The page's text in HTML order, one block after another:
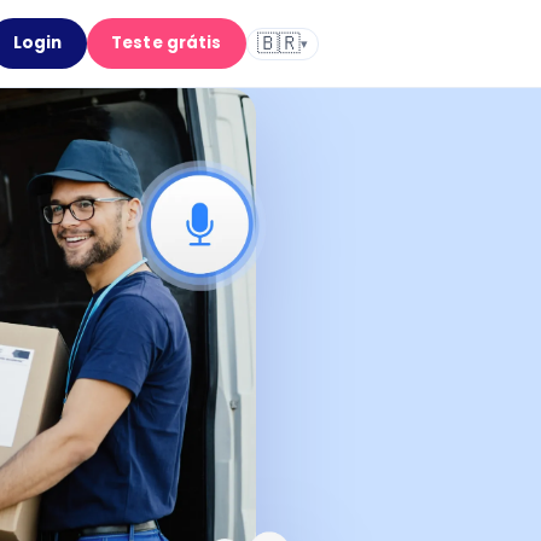
Login Teste grátis 🇧🇷▾